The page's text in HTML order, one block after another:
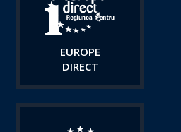
EUROPE
DIRECT